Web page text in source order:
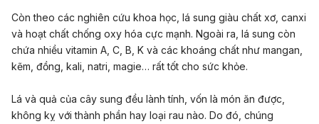
Còn theo các nghiên cứu khoa học, lá sung giàu chất xơ, canxi
và hoạt chất chống oxy hóa cực mạnh. Ngoài ra, lá sung còn
chứa nhiều vitamin A, C, B, K và các khoáng chất như mangan,
kẽm, đồng, kali, natri, magie… rất tốt cho sức khỏe.
Lá và quả của cây sung đều lành tính, vốn là món ăn được,
không kỵ với thành phần hay loại rau nào. Do đó, chúng